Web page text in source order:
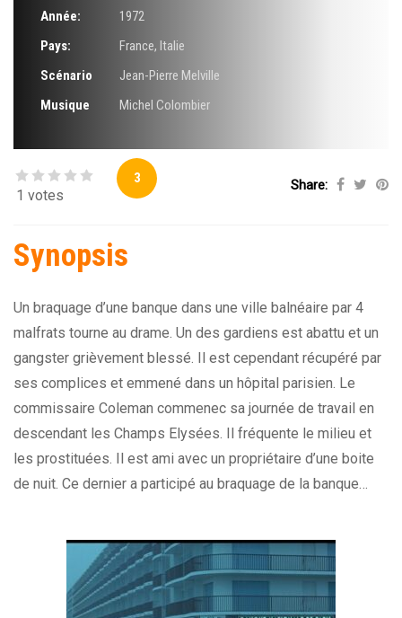
Année:
1972
Pays:
France, Italie
Scénario
Jean-Pierre Melville
Musique
Michel Colombier
1 votes
3 Share:
Synopsis
Un braquage d’une banque dans une ville balnéaire par 4
malfrats tourne au drame. Un des gardiens est abattu et un
gangster grièvement blessé. Il est cependant récupéré par
ses complices et emmené dans un hôpital parisien. Le
commissaire Coleman commenec sa journée de travail en
descendant les Champs Elysées. Il fréquente le milieu et
les prostituées. Il est ami avec un propriétaire d’une boite
de nuit. Ce dernier a participé au braquage de la banque…